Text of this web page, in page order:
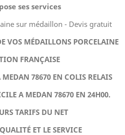
ses services
sur médaillon - Devis gratuit
VOS MÉDAILLONS PORCELAINE
FRANÇAISE
78670 EN COLIS RELAIS
A MEDAN 78670 EN 24H00.
TARIFS DU NET
ET LE SERVICE